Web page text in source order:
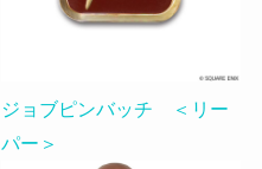
ジョブピンバッチ ＜リー
パー＞